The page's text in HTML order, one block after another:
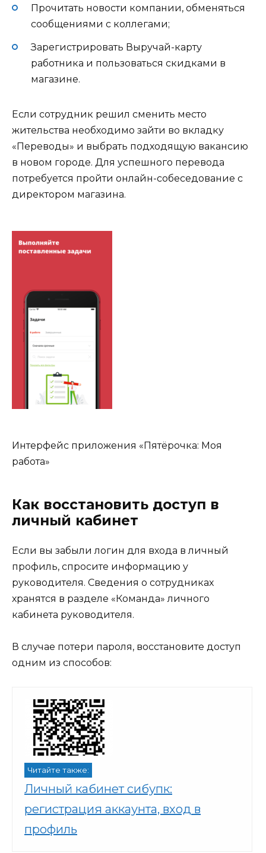
Прочитать новости компании, обменяться
сообщениями с коллегами;
Зарегистрировать Выручай-карту
работника и пользоваться скидками в
магазине.
Если сотрудник решил сменить место
жительства необходимо зайти во вкладку
«Переводы» и выбрать подходящую вакансию
в новом городе. Для успешного перевода
потребуется пройти онлайн-собеседование с
директором магазина.
Интерфейс приложения «Пятёрочка: Моя
работа»
Как восстановить доступ в
личный кабинет
Если вы забыли логин для входа в личный
профиль, спросите информацию у
руководителя. Сведения о сотрудниках
хранятся в разделе «Команда» личного
кабинета руководителя.
В случае потери пароля, восстановите доступ
одним из способов:
Читайте также:
Личный кабинет сибупк:
регистрация аккаунта, вход в
профиль